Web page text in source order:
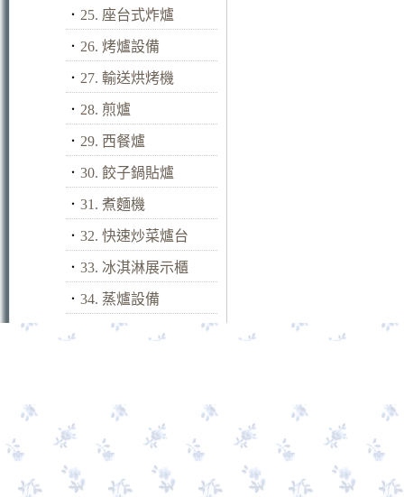
． 25. 座台式炸爐
． 26. 烤爐設備
． 27. 輸送烘烤機
． 28. 煎爐
． 29. 西餐爐
． 30. 餃子鍋貼爐
． 31. 煮麵機
． 32. 快速炒菜爐台
． 33. 冰淇淋展示櫃
． 34. 蒸爐設備